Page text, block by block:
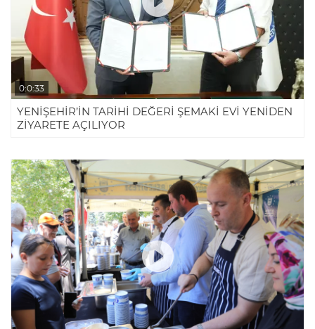
0:0:33
YENİŞEHİR’İN TARİHİ DEĞERİ ŞEMAKİ EVİ YENİDEN
ZİYARETE AÇILIYOR